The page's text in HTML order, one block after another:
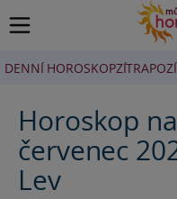
DENNÍ HOROSKOPZÍTRA
Horoskop
červenec
Lev